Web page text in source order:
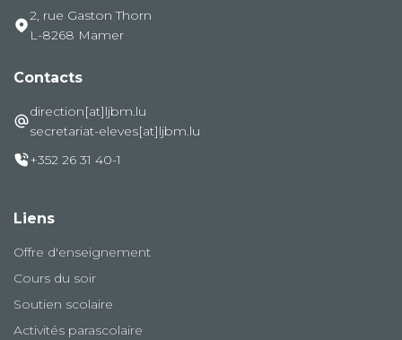
2, rue Gaston Thorn
L-8268 Mamer
Contacts
direction[at]ljbm.lu
secretariat-eleves[at]ljbm.lu
+352 26 31 40-1
Liens
Offre d'enseignement
Cours du soir
Soutien scolaire
Activités parascolaire